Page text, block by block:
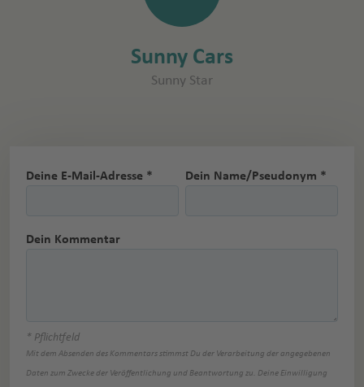
Sunny Cars
Sunny Star
Deine E-Mail-Adresse * Dein Name/Pseudonym *
Dein Kommentar
* Pflichtfeld
Mit dem Absenden des Kommentars stimmst Du der Verarbeitung der angegebenen
Daten zum Zwecke der Veröffentlichung und Beantwortung zu. Deine Einwilligung